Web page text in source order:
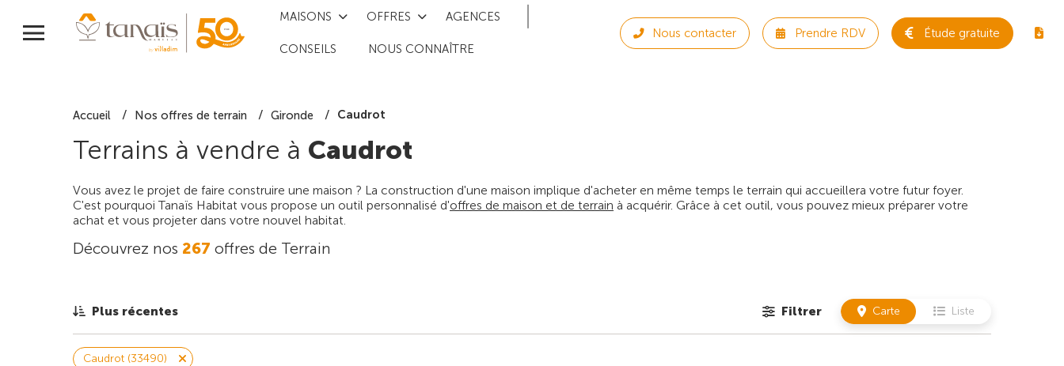
MAISONS OFFRES AGENCES
CONSEILS NOUS CONNAÎTRE
Nous contacter Prendre RDV Étude gratuite
Accueil Nos offres de terrain Gironde Caudrot
Terrains à vendre à Caudrot
Vous avez le projet de faire construire une maison ? La construction d'une maison implique d'acheter en même temps le terrain qui accueillera votre futur foyer.
C'est pourquoi Tanaïs Habitat vous propose un outil personnalisé d'offres de maison et de terrain à acquérir. Grâce à cet outil, vous pouvez mieux préparer votre
achat et vous projeter dans votre nouvel habitat.
Découvrez nos 267 offres de Terrain
Plus récentes Filtrer Carte Liste
Caudrot (33490)